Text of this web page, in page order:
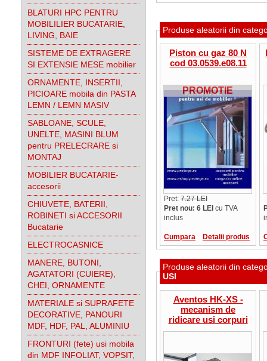
BLATURI HPC PENTRU
MOBILILIER BUCATARIE,
LIVING, BAIE
SISTEME DE EXTRAGERE
SI EXTENSIE MESE mobilier
ORNAMENTE, INSERTII,
PICIOARE mobila din PASTA
LEMN / LEMN MASIV
SABLOANE, SCULE,
UNELTE, MASINI BLUM
pentru PRELECRARE si
MONTAJ
MOBILIER BUCATARIE-
accesorii
CHIUVETE, BATERII,
ROBINETI si ACCESORII
Bucatarie
ELECTROCASNICE
MANERE, BUTONI,
AGATATORI (CUIERE),
CHEI, ORNAMENTE
MATERIALE si SUPRAFETE
DECORATIVE, PANOURI
MDF, HDF, PAL, ALUMINIU
FRONTURI (fete) usi mobila
din MDF INFOLIAT, VOPSIT,
Produse aleatorii din
Piston cu gaz 80 N
cod 03.0539.e08.11
PROMOTIE
Pret: 7.27 LEI
Pret nou: 6 LEI cu TVA
inclus
Cumpara Detalii produs
Produse aleatorii din
USI
Aventos HK-XS -
mecanism de
ridicare usi corpuri
superioare cu rama